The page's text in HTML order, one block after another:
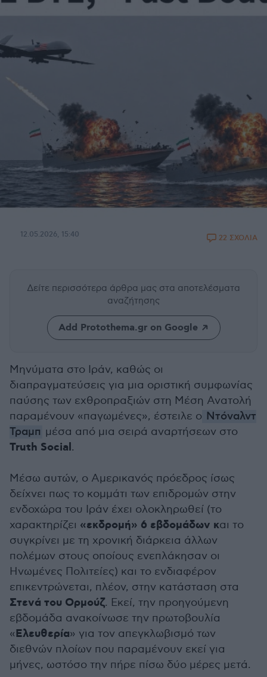
12.05.2026, 15:40 22 ΣΧΟΛΙΑ
Δείτε περισσότερα άρθρα μας στα αποτελέσματα
αναζήτησης
Add Protothema.gr on Google
Μηνύματα στο Ιράν, καθώς οι
διαπραγματεύσεις για μια οριστική συμφωνίας
παύσης των εχθροπραξιών στη Μέση Ανατολή
παραμένουν «παγωμένες», έστειλε ο Ντόναλντ
Τραμπ μέσα από μια σειρά αναρτήσεων στο
Truth Social.
Μέσω αυτών, ο Αμερικανός πρόεδρος ίσως
δείχνει πως το κομμάτι των επιδρομών στην
ενδοχώρα του Ιράν έχει ολοκληρωθεί (το
χαρακτηρίζει «εκδρομή» 6 εβδομάδων και το
συγκρίνει με τη χρονική διάρκεια άλλων
πολέμων στους οποίους ενεπλάκησαν οι
Ηνωμένες Πολιτείες) και το ενδιαφέρον
επικεντρώνεται, πλέον, στην κατάσταση στα
Στενά του Ορμούζ. Εκεί, την προηγούμενη
εβδομάδα ανακοίνωσε την πρωτοβουλία
«Ελευθερία» για τον απεγκλωβισμό των
διεθνών πλοίων που παραμένουν εκεί για
μήνες, ωστόσο την πήρε πίσω δύο μέρες μετά.